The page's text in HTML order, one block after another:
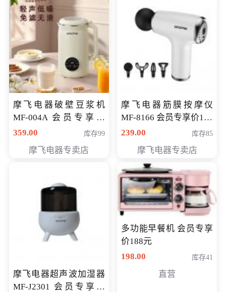
摩飞电器破壁豆浆机
MF-004A 会员专享价
168元
359.00 库存99
摩飞电器专卖店
摩飞电器筋膜按摩仪
MF-8166 会员专享价168
元
239.00 库存85
摩飞电器专卖店
摩飞电器超声波加湿器
MF-J2301 会员专享价
多功能早餐机 会员专享
价188元
198.00
库存41
直营